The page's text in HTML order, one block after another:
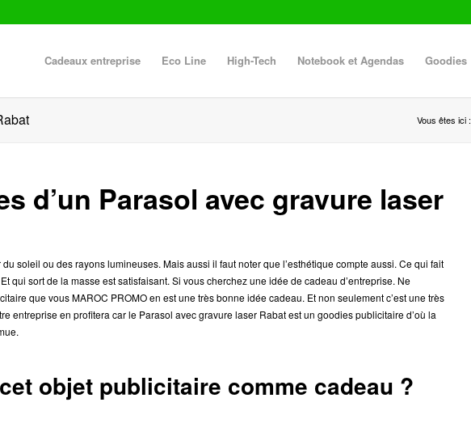
Cadeaux entreprise Eco Line High-Tech Notebook et Agendas Goodies
Vous êtes ici :
d’un Parasol avec gravure laser
soleil ou des rayons lumineuses. Mais aussi il faut noter que l’esthétique compte aussi. Ce qui fait
qui sort de la masse est satisfaisant. Si vous cherchez une idée de cadeau d’entreprise. Ne
que vous MAROC PROMO en est une très bonne idée cadeau. Et non seulement c’est une très
entreprise en profitera car le Parasol avec gravure laser Rabat est un goodies publicitaire d’où la
objet publicitaire comme cadeau ?